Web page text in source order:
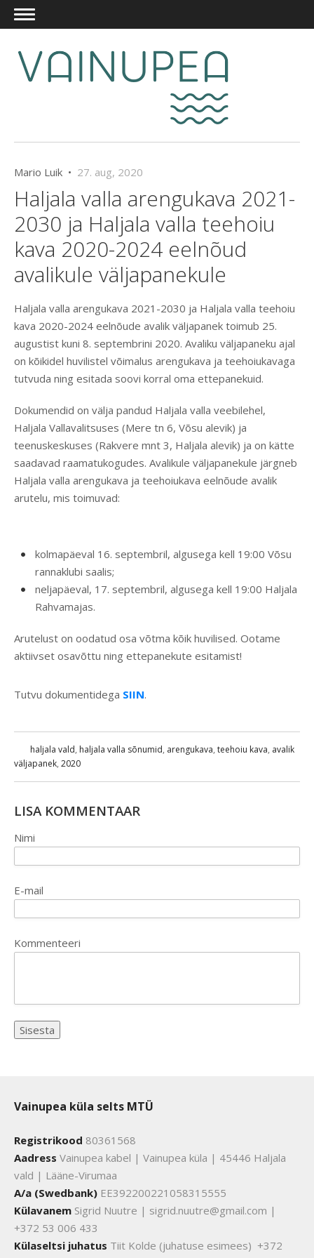
Mario Luik • 27. aug, 2020
Haljala valla arengukava 2021-
2030 ja Haljala valla teehoiu
kava 2020-2024 eelnõud
avalikule väljapanekule
Haljala valla arengukava 2021-2030 ja Haljala valla teehoiu
kava 2020-2024 eelnõude avalik väljapanek toimub 25.
augustist kuni 8. septembrini 2020. Avaliku väljapaneku ajal
on kõikidel huvilistel võimalus arengukava ja teehoiukavaga
tutvuda ning esitada soovi korral oma ettepanekuid.
Dokumendid on välja pandud Haljala valla veebilehel,
Haljala Vallavalitsuses (Mere tn 6, Võsu alevik) ja
teenuskeskuses (Rakvere mnt 3, Haljala alevik) ja on kätte
saadavad raamatukogudes. Avalikule väljapanekule järgneb
Haljala valla arengukava ja teehoiukava eelnõude avalik
arutelu, mis toimuvad:
kolmapäeval 16. septembril, algusega kell 19:00 Võsu
rannaklubi saalis;
neljapäeval, 17. septembril, algusega kell 19:00 Haljala
Rahvamajas.
Arutelust on oodatud osa võtma kõik huvilised. Ootame
aktiivset osavõttu ning ettepanekute esitamist!
Tutvu dokumentidega SIIN.
haljala vald, haljala valla sõnumid, arengukava, teehoiu kava, avalik
väljapanek, 2020
LISA KOMMENTAAR
Nimi
E-mail
Kommenteeri
Vainupea küla selts MTÜ
Registrikood 80361568
Aadress Vainupea kabel | Vainupea küla | 45446 Haljala
vald | Lääne-Virumaa
A/a (Swedbank) EE392200221058315555
Külavanem Sigrid Nuutre | sigrid.nuutre@gmail.com |
+372 53 006 433
Külaseltsi juhatus Tiit Kolde (juhatuse esimees) +372